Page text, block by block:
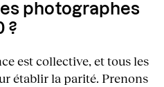
photographes
?
est collective, et tous les
établir la parité. Prenons